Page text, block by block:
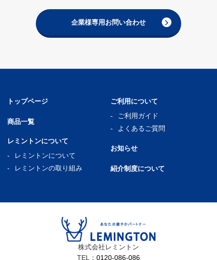
企業様専用お問い合わせ
トップページ
商品一覧
ご利用について
ご利用ガイド
よくあるご質問
レミントンについて
レミントンについて
レミントンの取り組み
お知らせ
紹介制度について
株式会社レミントン
TEL： 0120-086-086